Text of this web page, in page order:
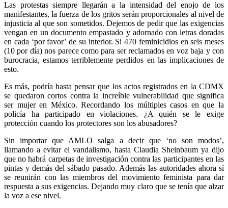
Las protestas siempre llegarán a la intensidad del enojo de los
manifestantes, la fuerza de los gritos serán proporcionales al nivel de
injusticia al que son sometidos. Dejemos de pedir que las exigencias
vengan en un documento empastado y adornado con letras doradas
en cada ‘por favor’ de su interior. Si 470 feminicidios en seis meses
(10 por día) nos parece como para ser reclamados en voz baja y con
burocracia, estamos terriblemente perdidos en las implicaciones de
esto.
Es más, podría hasta pensar que los actos registrados en la CDMX
se quedaron cortos contra la increíble vulnerabilidad que significa
ser mujer en México. Recordando los múltiples casos en que la
policía ha participado en violaciones. ¿A quién se le exige
protección cuando los protectores son los abusadores?
Sin importar que AMLO salga a decir que ‘no son modos’,
llamando a evitar el vandalismo, hasta Claudia Sheinbaum ya dijo
que no habrá carpetas de investigación contra las participantes en las
pintas y demás del sábado pasado. Además las autoridades ahora sí
se reunirán con las miembros del movimiento feminista para dar
respuesta a sus exigencias. Dejando muy claro que se tenía que alzar
la voz a ese nivel.